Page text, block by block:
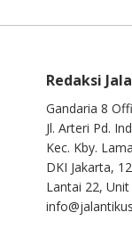
Redaksi
Gandaria 8
Jl. Arteri Pd.
Kec. Kby.
DKI Jakarta,
Lantai 22, Unit